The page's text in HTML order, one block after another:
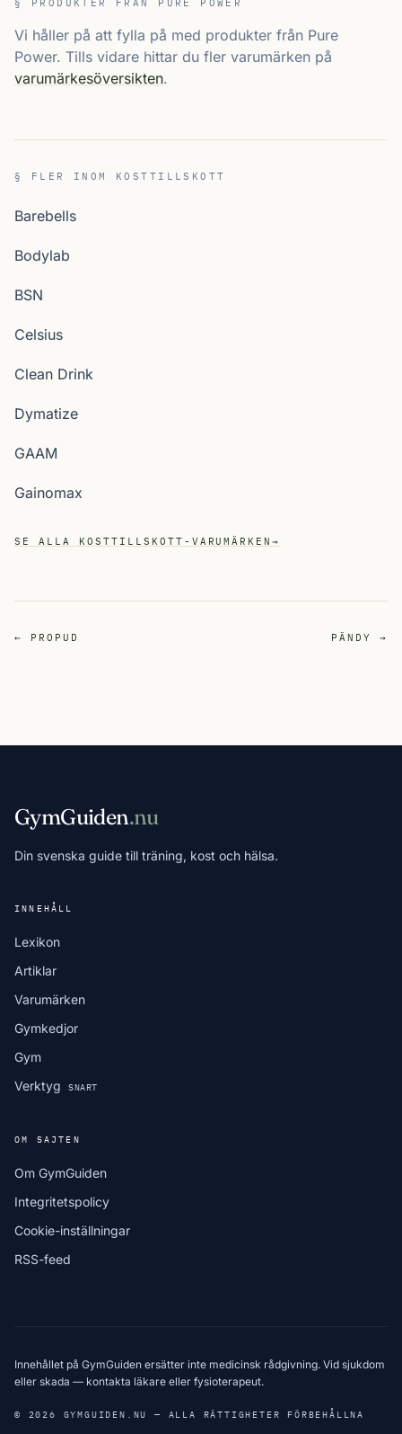
§ PRODUKTER FRÅN PURE POWER
Vi håller på att fylla på med produkter från Pure
Power. Tills vidare hittar du fler varumärken på
varumärkesöversikten.
§ FLER INOM KOSTTILLSKOTT
Barebells
Bodylab
BSN
Celsius
Clean Drink
Dymatize
GAAM
Gainomax
SE ALLA KOSTTILLSKOTT-VARUMÄRKEN→
← PROPUD PÄNDY →
GymGuiden.nu
Din svenska guide till träning, kost och hälsa.
INNEHÅLL
Lexikon
Artiklar
Varumärken
Gymkedjor
Gym
Verktyg
SNART
OM SAJTEN
Om GymGuiden
Integritetspolicy
Cookie-inställningar
RSS-feed
Innehållet på GymGuiden ersätter inte medicinsk rådgivning. Vid sjukdom
eller skada — kontakta läkare eller fysioterapeut.
© 2026 GYMGUIDEN.NU — ALLA RÄTTIGHETER FÖRBEHÅLLNA